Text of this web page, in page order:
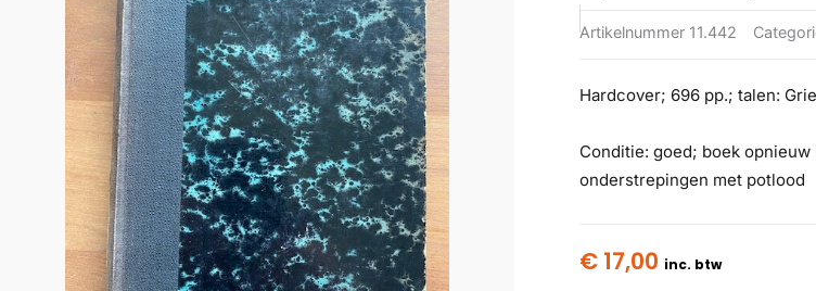
Artikelnummer 11.442
Hardcover; 696 pp.; talen:
Conditie: goed; boek
onderstrepingen met potlood
€17,00 inc. btw